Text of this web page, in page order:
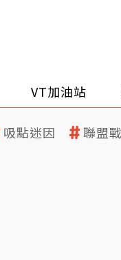
VT加油站
吸點迷因 聯盟